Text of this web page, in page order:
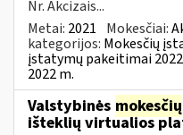
Nr. Akcizais...
Metai: 2021 Mokesčiai:
kategorijos: Mokesčių
įstatymų pakeitimai
2022 m.
Valstybinės mokesčių
išteklių virtualios